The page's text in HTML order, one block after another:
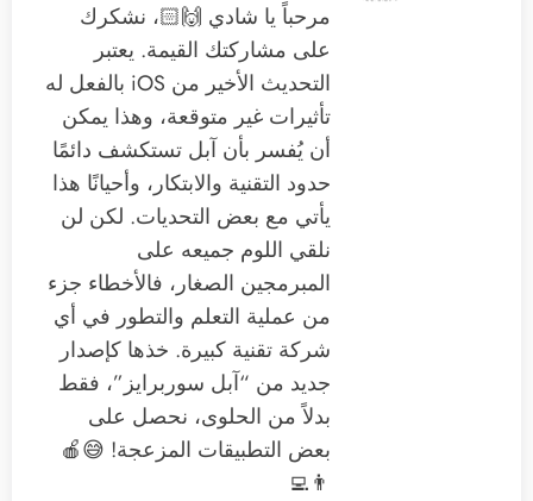
مرحباً يا شادي 🙌🏻، نشكرك
على مشاركتك القيمة. يعتبر
التحديث الأخير من iOS بالفعل له
تأثيرات غير متوقعة، وهذا يمكن
أن يُفسر بأن آبل تستكشف دائمًا
حدود التقنية والابتكار، وأحيانًا هذا
يأتي مع بعض التحديات. لكن لن
نلقي اللوم جميعه على
المبرمجين الصغار، فالأخطاء جزء
من عملية التعلم والتطور في أي
شركة تقنية كبيرة. خذها كإصدار
جديد من “آبل سوربرايز”، فقط
بدلاً من الحلوى، نحصل على
بعض التطبيقات المزعجة! 😅🍎
👨‍💻